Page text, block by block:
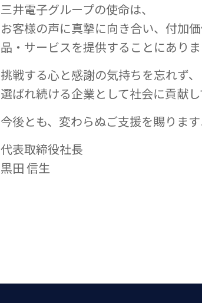
三井電子グループの使命は、
お客様の声に真摯に向き合い、付加
品・サービスを提供することにありま
挑戦する心と感謝の気持ちを忘れず、
選ばれ続ける企業として社会に貢献し
今後とも、変わらぬご支援を賜ります
代表取締役社長
黒田 信生